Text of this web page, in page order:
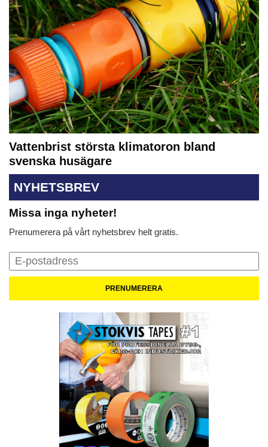
Vattenbrist största klimatoron bland
svenska husägare
NYHETSBREV
Missa inga nyheter!
Prenumerera på vårt nyhetsbrev helt gratis.